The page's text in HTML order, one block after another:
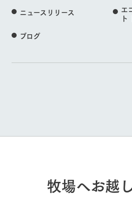
ニュースリリース
エ
ト
ブログ
牧場へお越